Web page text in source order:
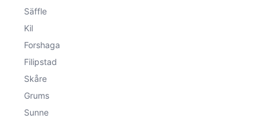
Säffle
Kil
Forshaga
Filipstad
Skåre
Grums
Sunne